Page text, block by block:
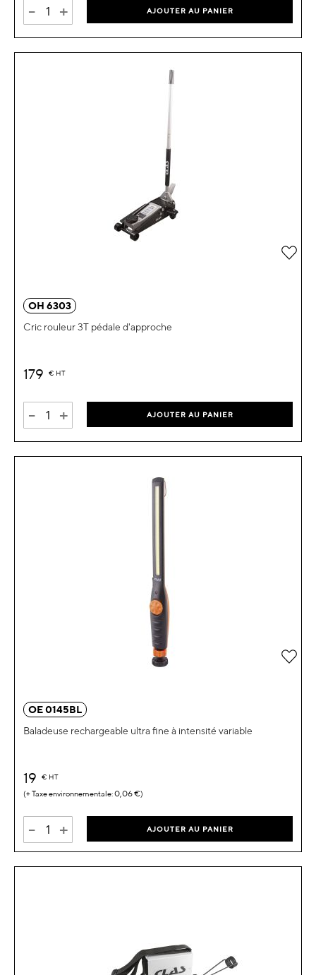
- + AJOUTER AU PANIER
OH 6303
Cric rouleur 3T pédale d'approche
179 € HT
- + AJOUTER AU PANIER
OE 0145BL
Baladeuse rechargeable ultra fine à intensité variable
19 € HT
0,06 €
- + AJOUTER AU PANIER